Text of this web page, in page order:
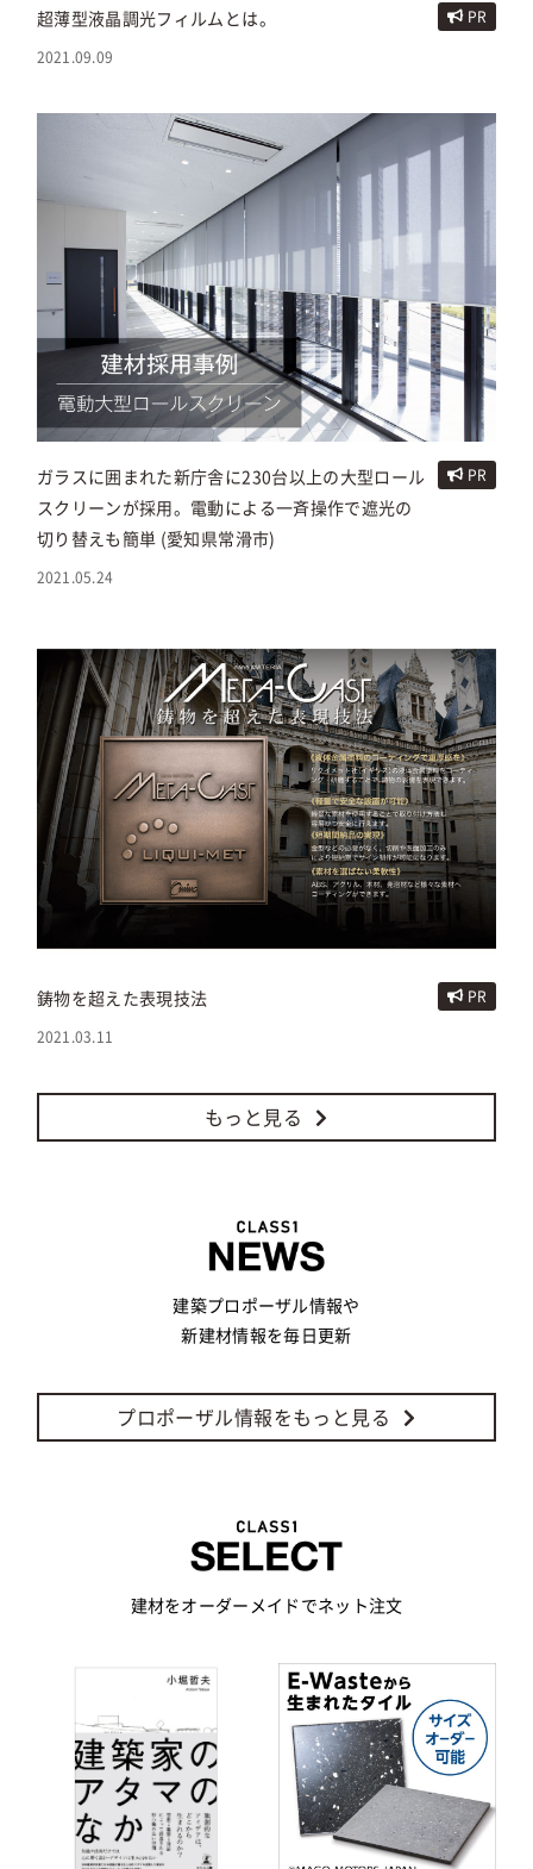
超薄型液晶調光フィルムとは。
PR
2021.09.09
ガラスに囲まれた新庁舎に230台以上の大型ロール
スクリーンが採用。電動による一斉操作で遮光の
切り替えも簡単 (愛知県常滑市)
PR
2021.05.24
鋳物を超えた表現技法
PR
2021.03.11
もっと見る
建築プロポーザル情報や
新建材情報を毎日更新
プロポーザル情報をもっと見る
建材をオーダーメイドでネット注文